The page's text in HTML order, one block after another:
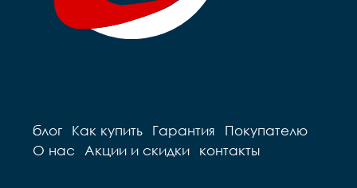
блог Как купить Гарантия
Покупателю
О нас
Акции и скидки контакты